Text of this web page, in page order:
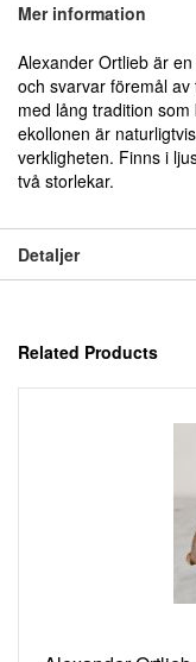
Mer information
Alexander Ortlieb är
och svarvar föremål
med lång tradition
ekollonen är
verkligheten. Finns i
två storlekar.
Detaljer
Related Products